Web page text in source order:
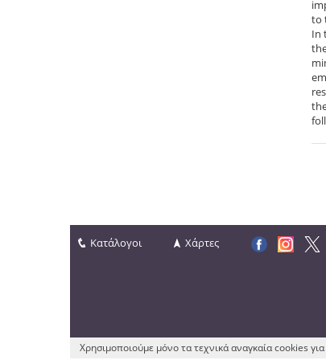
to
In
Κατάλογοι Χάρτες
Χρησιμοποιούμε μόνο τα τεχνικά αναγκαία cookies